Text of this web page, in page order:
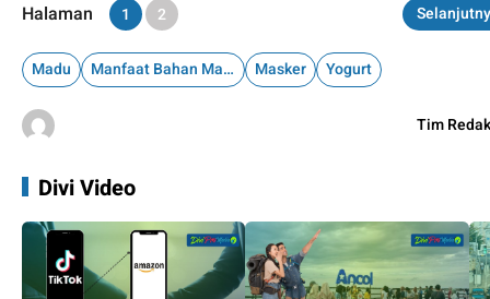
Halaman
1 2
Madu Manfaat Bahan Makanan Masker Yogurt
Tim
Divi Video